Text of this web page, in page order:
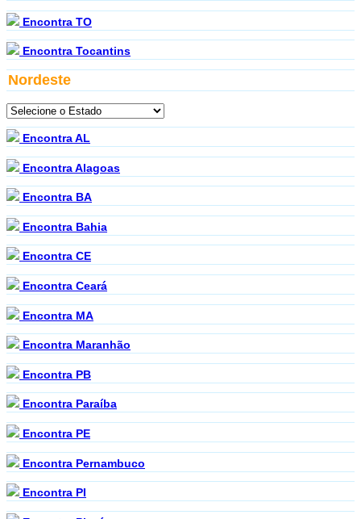
Encontra TO
Encontra Tocantins
Nordeste
Encontra AL
Encontra Alagoas
Encontra BA
Encontra Bahia
Encontra CE
Encontra Ceará
Encontra MA
Encontra Maranhão
Encontra PB
Encontra Paraíba
Encontra PE
Encontra Pernambuco
Encontra PI